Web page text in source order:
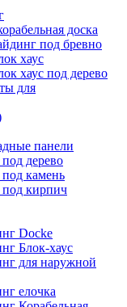
доска
под бревно
хаус
хаус под дерево
для
панели
дерево
камень
кирпич
Docke
Блок-хаус
для наружной
елочка